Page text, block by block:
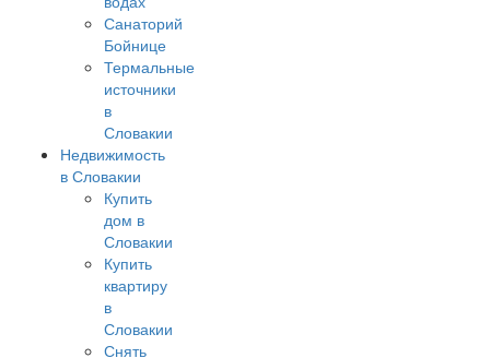
Санаторий
Бойнице
Термальные
источники
в
Словакии
Недвижимость
в Словакии
Купить
дом в
Словакии
Купить
квартиру
в
Словакии
Снять